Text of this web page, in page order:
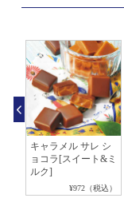
キャラメル サレ シ
ョコラ[スイート&ミ
ルク]
¥972（税込）